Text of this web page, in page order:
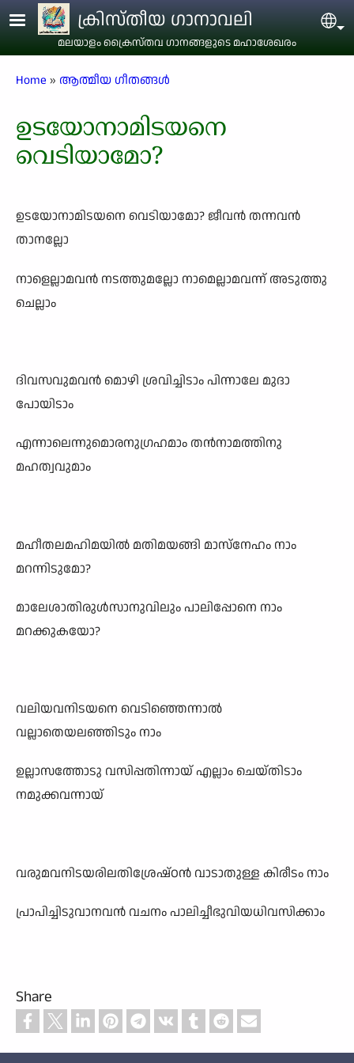
Skip to main contentക്രിസ്തീയ ഗാനാവലി
മലയാളം ക്രൈസ്തവ ഗാനങ്ങളുടെ മഹാശേഖരം
Breadcrumb
Home ആത്മീയ ഗീതങ്ങൾ
ഉടയോനാമിടയനെ
വെടിയാമോ?
ഉടയോനാമിടയനെ വെടിയാമോ? ജീവൻ തന്നവൻ
താനല്ലോ
നാളെല്ലാമവൻ നടത്തുമല്ലോ നാമെല്ലാമവന്ന് അടുത്തു
ചെല്ലാം
ദിവസവുമവൻ മൊഴി ശ്രവിച്ചിടാം പിന്നാലേ മുദാ
പോയിടാം
എന്നാലെന്നുമൊരനുഗ്രഹമാം തൻനാമത്തിനു
മഹത്വവുമാം
മഹീതലമഹിമയിൽ മതിമയങ്ങി മാസ്നേഹം നാം
മറന്നിടുമോ?
മാലേശാതിരുൾസാനുവിലും പാലിപ്പോനെ നാം
മറക്കുകയോ?
വലിയവനിടയനെ വെടിഞ്ഞെന്നാൽ
വല്ലാതെയലഞ്ഞിടും നാം
ഉല്ലാസത്തോടു വസിപ്പതിന്നായ് എല്ലാം ചെയ്തിടാം
നമുക്കവന്നായ്
വരുമവനിടയരിലതിശ്രേഷ്ഠൻ വാടാതുള്ള കിരീടം നാം
പ്രാപിച്ചിടുവാനവൻ വചനം പാലിച്ചീഭുവിയധിവസിക്കാം
Share